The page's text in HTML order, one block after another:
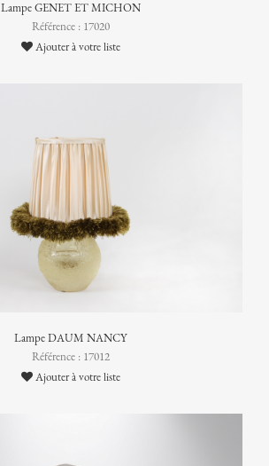
Lampe GENET ET MICHON
Référence : 17020
Ajouter à votre liste
Lampe DAUM NANCY
Référence : 17012
Ajouter à votre liste